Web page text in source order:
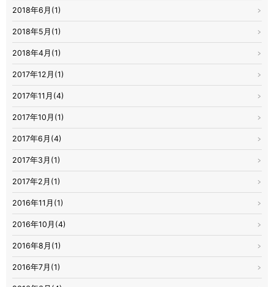
2018年6月(1)
2018年5月(1)
2018年4月(1)
2017年12月(1)
2017年11月(4)
2017年10月(1)
2017年6月(4)
2017年3月(1)
2017年2月(1)
2016年11月(1)
2016年10月(4)
2016年8月(1)
2016年7月(1)